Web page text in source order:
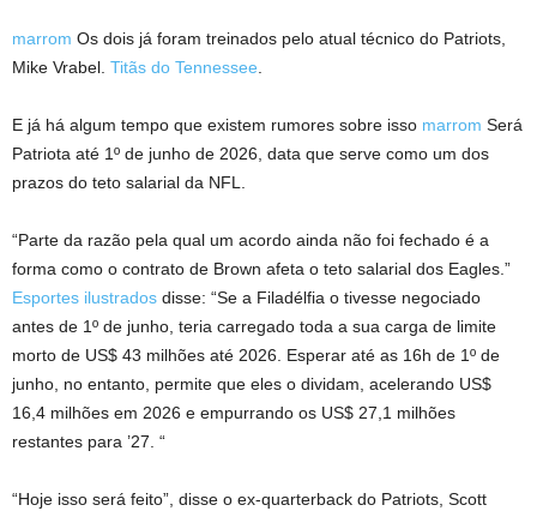
marrom Os dois já foram treinados pelo atual técnico do Patriots,
Mike Vrabel. Titãs do Tennessee
E já há algum tempo que existem rumores sobre isso marrom Será
Patriota até 1º de junho de 2026, data que serve como um dos
prazos do teto salarial da NFL.
“Parte da razão pela qual um acordo ainda não foi fechado é a
forma como o contrato de Brown afeta o teto salarial dos Eagles.”
Esportes ilustrados disse: “Se a Filadélfia o tivesse negociado
antes de 1º de junho, teria carregado toda a sua carga de limite
morto de US$ 43 milhões até 2026. Esperar até as 16h de 1º de
junho, no entanto, permite que eles o dividam, acelerando US$
16,4 milhões em 2026 e empurrando os US$ 27,1 milhões
restantes para ’27. “
“Hoje isso será feito”, disse o ex-quarterback do Patriots, Scott